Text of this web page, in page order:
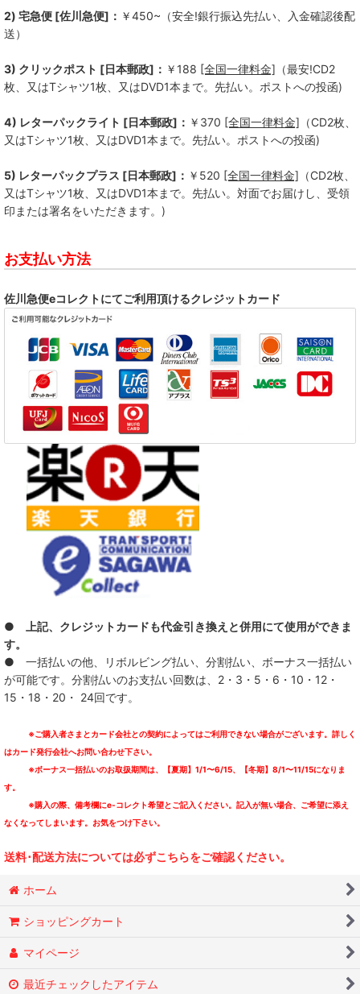
Bad Operation
ALL LIVING THINGS
BACKSKiD
BUMBASTICKS
DASHING STRAIGHT
DDT
DIVE
FC FiVE
GMF
LO-LITE
The Nation Blue
SCREAM OF THE PRESIDENTS
SUNS OWL
TEENAGE LUST.
VIDEODROME
Blood In, Blood out
Whip Records
VARIOUS ARTISTS
2) 宅急便 [佐川急便]： ￥450~（安全!銀行振込先払い、入金確認後配
送）
3) クリックポスト [日本郵政]： ￥188 [全国一律料金] （最安!CD2
枚、又はTシャツ1枚、又はDVD1本まで。先払い。ポストへの投函)
4) レターパックライト [日本郵政]： ￥370 [全国一律料金] （CD2枚、
又はTシャツ1枚、又はDVD1本まで。先払い。ポストへの投函)
5) レターパックプラス [日本郵政]： ￥520 [全国一律料金] （CD2枚、
又はTシャツ1枚、又はDVD1本まで。先払い。対面でお届けし、受領
印または署名をいただきます。)
お支払い方法
佐川急便eコレクトにてご利用頂けるクレジットカード
● 上記、クレジットカードも代金引き換えと併用にて使用ができま
す。
● 一括払いの他、リボルビング払い、分割払い、ボーナス一括払い
が可能です。分割払いのお支払い回数は、2・3・5・6・10・12・
15・18・20・ 24回です。
※ご購入者さまとカード会社との契約によってはご利用できない場合がございます。詳しく
はカード発行会社へお問い合わせ下さい。
※ボーナス一括払いのお取扱期間は、【夏期】1/1〜6/15、【冬期】8/1〜11/15になりま
す。
※購入の際、備考欄にe-コレクト希望とご記入ください。記入が無い場合、ご希望に添え
なくなってしまいます。お気をつけ下さい。
送料･配送方法については必ずこちらをご確認ください。
ホーム
ショッピングカート
マイページ
最近チェックしたアイテム